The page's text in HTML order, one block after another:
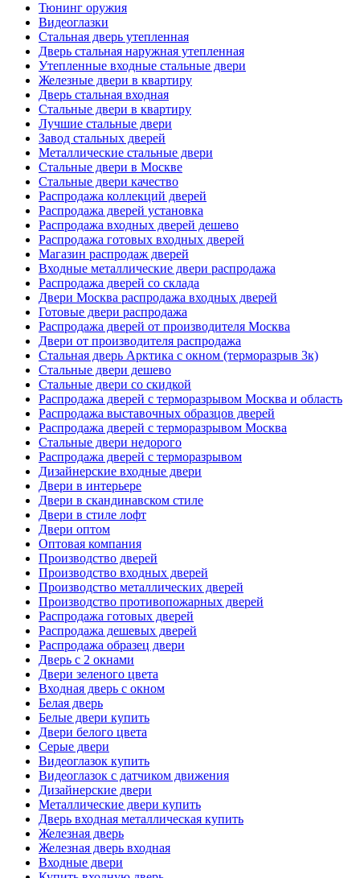
Тюнинг оружия
Видеоглазки
Стальная дверь утепленная
Дверь стальная наружная утепленная
Утепленные входные стальные двери
Железные двери в квартиру
Дверь стальная входная
Стальные двери в квартиру
Лучшие стальные двери
Завод стальных дверей
Металлические стальные двери
Стальные двери в Москве
Стальные двери качество
Распродажа коллекций дверей
Распродажа дверей установка
Распродажа входных дверей дешево
Распродажа готовых входных дверей
Магазин распродаж дверей
Входные металлические двери распродажа
Распродажа дверей со склада
Двери Москва распродажа входных дверей
Готовые двери распродажа
Распродажа дверей от производителя Москва
Двери от производителя распродажа
Стальная дверь Арктика с окном (терморазрыв 3к)
Стальные двери дешево
Стальные двери со скидкой
Распродажа дверей с терморазрывом Москва и область
Распродажа выставочных образцов дверей
Распродажа дверей с терморазрывом Москва
Стальные двери недорого
Распродажа дверей с терморазрывом
Дизайнерские входные двери
Двери в интерьере
Двери в скандинавском стиле
Двери в стиле лофт
Двери оптом
Оптовая компания
Производство дверей
Производство входных дверей
Производство металлических дверей
Производство противопожарных дверей
Распродажа готовых дверей
Распродажа дешевых дверей
Распродажа образец двери
Дверь с 2 окнами
Двери зеленого цвета
Входная дверь с окном
Белая дверь
Белые двери купить
Двери белого цвета
Серые двери
Видеоглазок купить
Видеоглазок с датчиком движения
Дизайнерские двери
Металлические двери купить
Дверь входная металлическая купить
Железная дверь
Железная дверь входная
Входные двери